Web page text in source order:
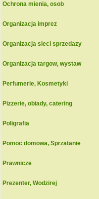
Ochrona mienia, osob
Organizacja imprez
Organizacja sieci sprzedazy
Organizacja targow, wystaw
Perfumerie, Kosmetyki
Pizzerie, obiady, catering
Poligrafia
Pomoc domowa, Sprzatanie
Prawnicze
Prezenter, Wodzirej